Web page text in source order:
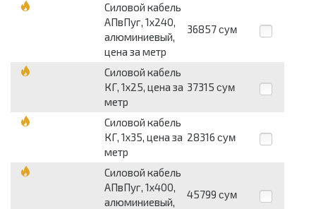
Силовой кабель
АПвПуг, 1х240,
алюминиевый,
цена за метр
36857 сум
Силовой кабель
КГ, 1х25, цена за
метр
37315 сум
Силовой кабель
КГ, 1х35, цена за
метр
28316 сум
Силовой кабель
АПвПуг, 1х400,
алюминиевый,
45799 сум